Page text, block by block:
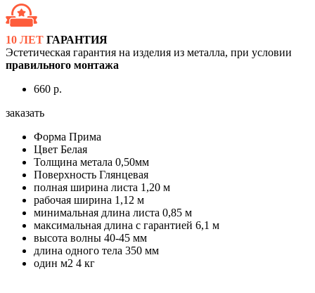
10 ЛЕТ ГАРАНТИЯ
Эстетическая гарантия на изделия из металла, при условии
правильного монтажа
660 р.
заказать
Форма Прима
Цвет Белая
Толщина метала 0,50мм
Поверхность Глянцевая
полная ширина листа 1,20 м
рабочая ширина 1,12 м
минимальная длина листа 0,85 м
максимальная длина с гарантией 6,1 м
высота волны 40-45 мм
длина одного тела 350 мм
один м2 4 кг